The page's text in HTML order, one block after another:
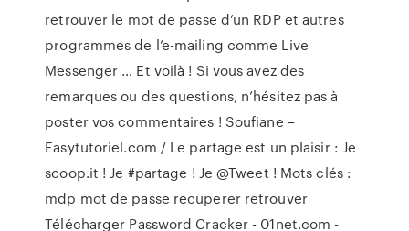
retrouver le mot de passe d’un RDP et autres
programmes de l’e-mailing comme Live
Messenger … Et voilà ! Si vous avez des
remarques ou des questions, n’hésitez pas à
poster vos commentaires ! Soufiane –
Easytutoriel.com / Le partage est un plaisir : Je
scoop.it ! Je #partage ! Je @Tweet ! Mots clés :
mdp mot de passe recuperer retrouver
Télécharger Password Cracker - 01net.com -